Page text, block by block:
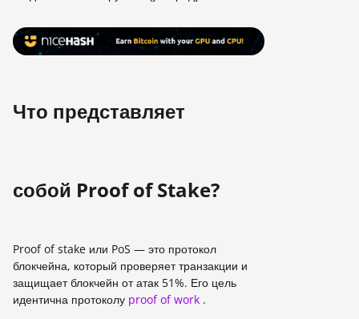
Что представляет
собой Proof of Stake?
Proof of stake или PoS — это протокол
блокчейна, который проверяет транзакции и
защищает блокчейн от атак 51%. Его цель
идентична протоколу proof of work .